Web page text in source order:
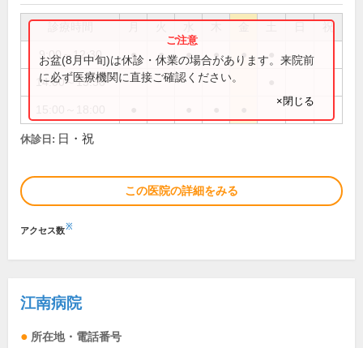
祝
9:00～12:30 ● ● ● ● ●
14:00～15:30
お盆(8月中旬)は休診・休業の場合があります。来院前
に必ず医療機関に直接ご確認ください。
×閉じる
休診日: 日・祝
この医院の詳細をみる
アクセス数※
江南病院
所在地・電話番号